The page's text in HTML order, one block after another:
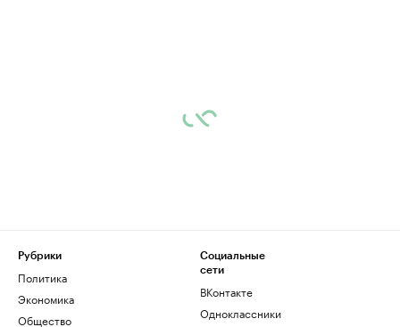
Рубрики
Политика
Экономика
Общество
Социальные
сети
ВКонтакте
Одноклассники